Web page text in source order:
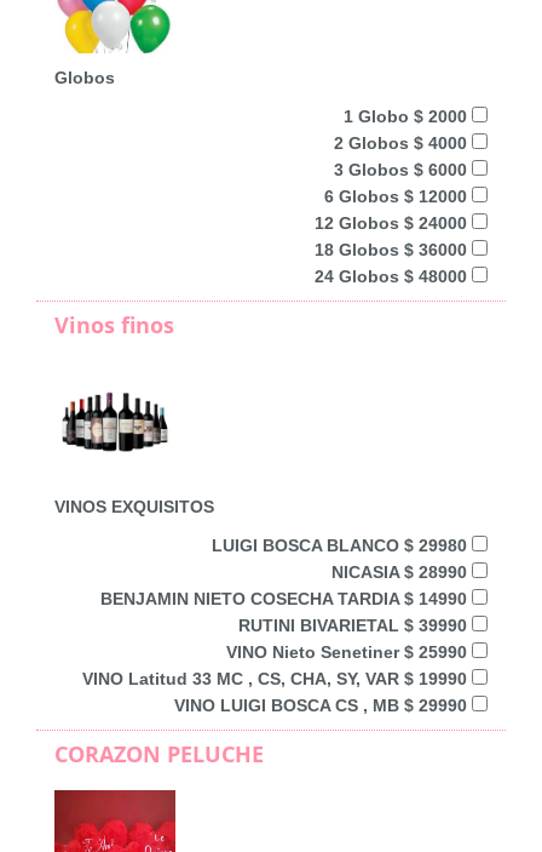
Globos
1 Globo $ 2000
2 Globos $ 4000
3 Globos $ 6000
6 Globos $ 12000
12 Globos $ 24000
18 Globos $ 36000
24 Globos $ 48000
Vinos finos
VINOS EXQUISITOS
LUIGI BOSCA BLANCO $ 29980
NICASIA $ 28990
BENJAMIN NIETO COSECHA TARDIA $ 14990
RUTINI BIVARIETAL $ 39990
VINO Nieto Senetiner $ 25990
VINO Latitud 33 MC , CS, CHA, SY, VAR $ 19990
VINO LUIGI BOSCA CS , MB $ 29990
CORAZON PELUCHE